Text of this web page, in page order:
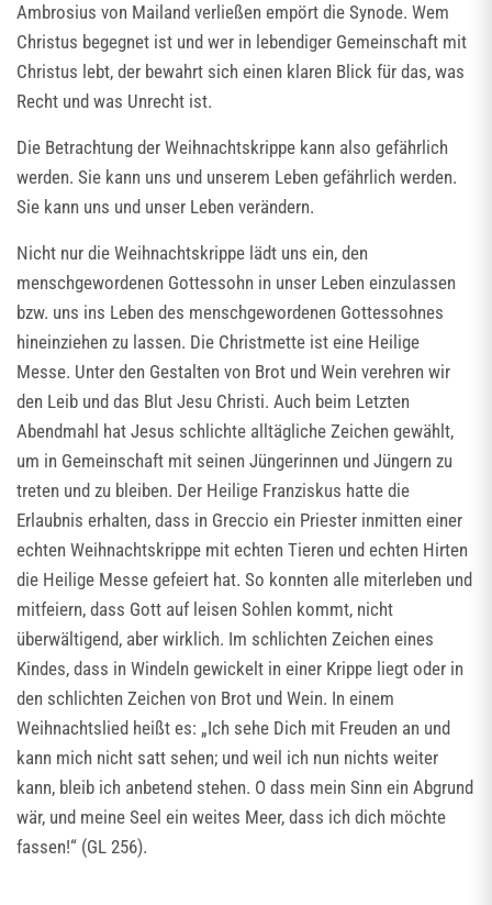
Ambrosius von Mailand verließen empört die Synode. Wem
Christus begegnet ist und wer in lebendiger Gemeinschaft mit
Christus lebt, der bewahrt sich einen klaren Blick für das, was
Recht und was Unrecht ist.
Die Betrachtung der Weihnachtskrippe kann also gefährlich
werden. Sie kann uns und unserem Leben gefährlich werden.
Sie kann uns und unser Leben verändern.
Nicht nur die Weihnachtskrippe lädt uns ein, den
menschgewordenen Gottessohn in unser Leben einzulassen
bzw. uns ins Leben des menschgewordenen Gottessohnes
hineinziehen zu lassen. Die Christmette ist eine Heilige
Messe. Unter den Gestalten von Brot und Wein verehren wir
den Leib und das Blut Jesu Christi. Auch beim Letzten
Abendmahl hat Jesus schlichte alltägliche Zeichen gewählt,
um in Gemeinschaft mit seinen Jüngerinnen und Jüngern zu
treten und zu bleiben. Der Heilige Franziskus hatte die
Erlaubnis erhalten, dass in Greccio ein Priester inmitten einer
echten Weihnachtskrippe mit echten Tieren und echten Hirten
die Heilige Messe gefeiert hat. So konnten alle miterleben und
mitfeiern, dass Gott auf leisen Sohlen kommt, nicht
überwältigend, aber wirklich. Im schlichten Zeichen eines
Kindes, dass in Windeln gewickelt in einer Krippe liegt oder in
den schlichten Zeichen von Brot und Wein. In einem
Weihnachtslied heißt es: „Ich sehe Dich mit Freuden an und
kann mich nicht satt sehen; und weil ich nun nichts weiter
kann, bleib ich anbetend stehen. O dass mein Sinn ein Abgrund
wär, und meine Seel ein weites Meer, dass ich dich möchte
fassen!“ (GL 256).